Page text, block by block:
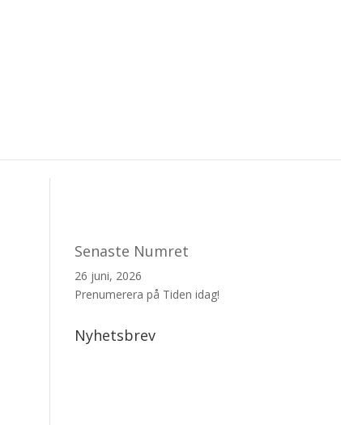
Senaste Numret
26 juni, 2026
Prenumerera på Tiden idag!
Nyhetsbrev